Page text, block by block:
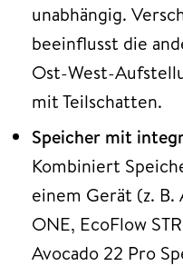
unabhängig.
beeinflusst die
Ost-West-
mit Teilschatten.
Speicher mit
Kombiniert
einem Gerät (z. B.
ONE, EcoFlow
Avocado 22 Pro